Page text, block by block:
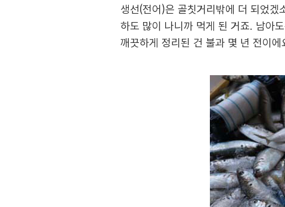
생선(전어)은 골칫거리밖에 더 되었
하도 많이 나니까 먹게 된 거죠. 남아
깨끗하게 정리된 건 불과 몇 년 전이에